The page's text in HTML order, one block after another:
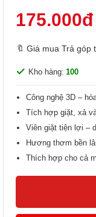
175.000đ
🔖 Giá mua Trả góp
Kho hàng: 100
Công nghệ 3D –
Tích hợp giặt, xả
Viên giặt tiện lợi –
Hương thơm bền
Thích hợp cho cả